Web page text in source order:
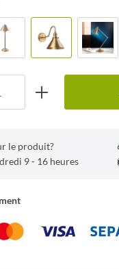
le produit?
9 - 16 heures